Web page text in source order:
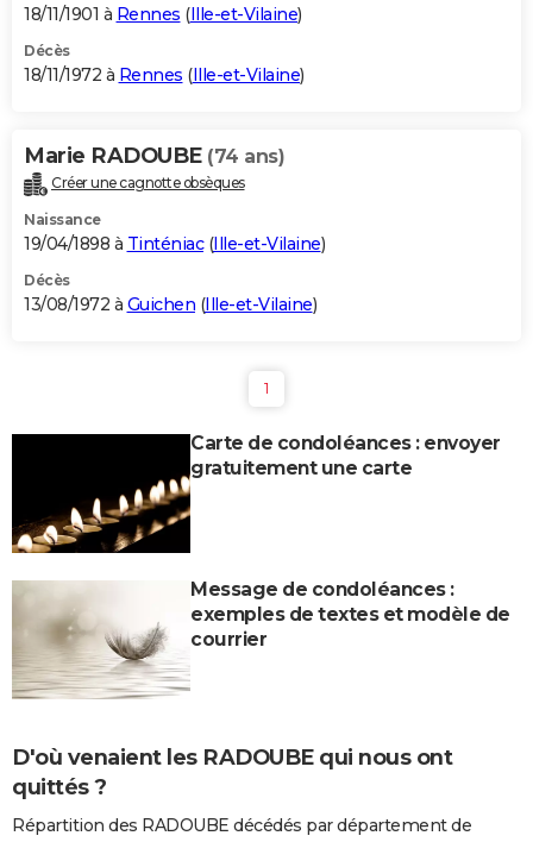
18/11/1901 à Rennes (Ille-et-Vilaine)
Décès
18/11/1972 à Rennes (Ille-et-Vilaine)
Marie RADOUBE (74 ans)
Créer une cagnotte obsèques
Naissance
19/04/1898 à Tinténiac(Ille-et-Vilaine)
Décès
13/08/1972 à Guichen (Ille-et-Vilaine)
1
Carte de condoléances : envoyer
gratuitement une carte
Message de condoléances :
exemples de textes et modèle de
courrier
D'où venaient les RADOUBE qui nous ont
quittés ?
Répartition des RADOUBE décédés par département de